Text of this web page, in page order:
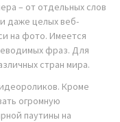
– от отдельных слов
даже целых веб-
на фото. Имеется
фраз. Для
стран мира.
Кроме
огромную
паутины на